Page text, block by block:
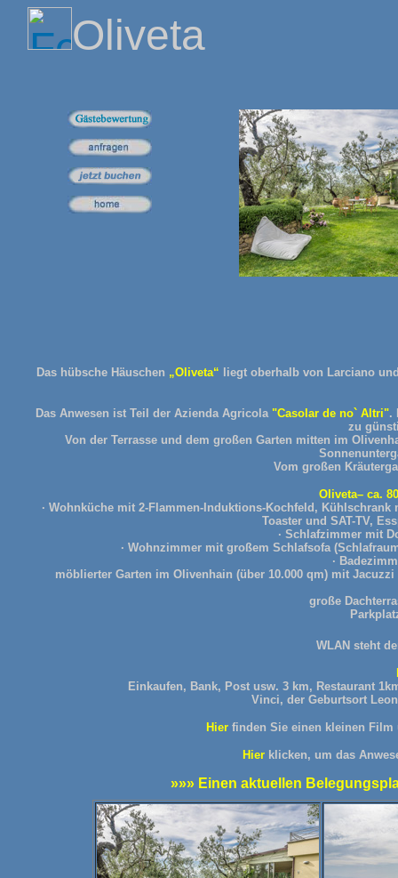
Oliveta
Das hübsche Häuschen „Oliveta“ liegt oberhalb von Larciano
Das Anwesen ist Teil der Azienda Agricola "Casolar de no` Altri".
zu
Von der Terrasse und dem großen Garten mitten im
Vom großen
Oliveta– ca.
· Wohnküche mit 2-Flammen-Induktions-Kochfeld,
Toaster und SAT-TV,
· Schlafzimmer mit
· Wohnzimmer mit großem Schlafsofa
·
möblierter Garten im Olivenhain (über 10.000 qm) mit
große
WLAN steht
Einkaufen, Bank, Post usw. 3 km, Restaurant
Vinci, der Geburtsort
Hier finden Sie einen kleinen
Hierklicken, um das
»»» Einen aktuellen